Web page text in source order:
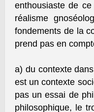
enthousiaste de
réalisme
fondements de la
prend pas en
a) du contexte
est un contexte
pas un essai de
philosophique, le